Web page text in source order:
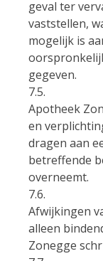
geval ter
vaststellen,
mogelijk is
gegeven.
7.5.
Apotheek
en
dragen aan
betreffende
overneemt.
7.6.
Afwijkingen
alleen
Zonegge